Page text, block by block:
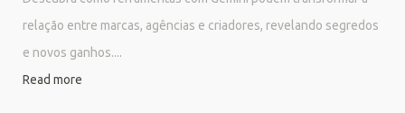
relação entre marcas, agências e criadores, revelando segredos
e novos ganhos....
Read more